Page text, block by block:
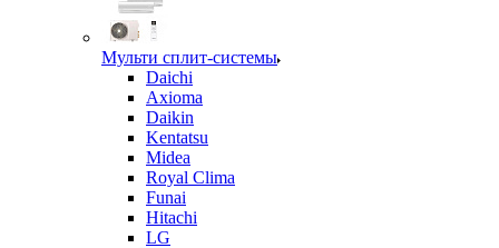
Мульти сплит-системы
Daichi
Axioma
Daikin
Kentatsu
Midea
Royal Clima
Funai
Hitachi
LG